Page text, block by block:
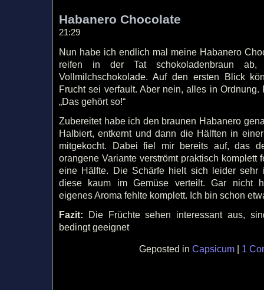
Habanero Chocolate
21:29
Nun habe ich endlich mal meine Habanero
reifen in der Tat schokoladenbraun
Vollmilchschokolade. Auf den ersten Blick
Frucht sei verfault. Aber nein, alles in
„Das gehört so!“
Zubereitet habe ich den braunen Habanero
Halbiert, entkernt und dann die Hälften in
mitgekocht. Dabei fiel mir bereits auf, das
orangene Variante verströmt praktisch komplett
eine Hälfte. Die Schärfe hielt sich leider sehr
diese kaum im Gemüse verteilt. Gar nicht
eigenes Aroma fehlte komplett. Ich bin schon
Fazit: Die Früchte sehen interessant aus,
bedingt geeignet
Geposted in Capsicum| 1